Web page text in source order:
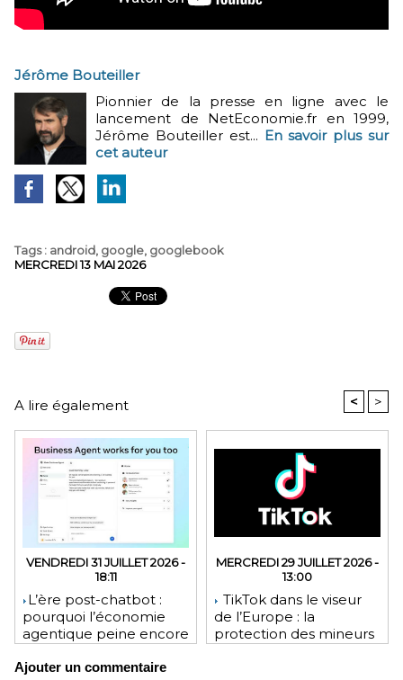
Jérôme Bouteiller
Pionnier de la presse en ligne avec le
lancement de NetEconomie.fr en 1999,
Jérôme Bouteiller est... En savoir plus sur
cet auteur
Tags: android, google, googlebook
MERCREDI 13 MAI 2026
A lire également < >
VENDREDI 31 JUILLET 2026 -
18:11
​L’ère post-chatbot :
pourquoi l’économie
agentique peine encore
financières
MERCREDI 29 JUILLET 2026 -
13:00
TikTok dans le viseur
de l’Europe : la
protection des mineurs
Ajouter un commentaire